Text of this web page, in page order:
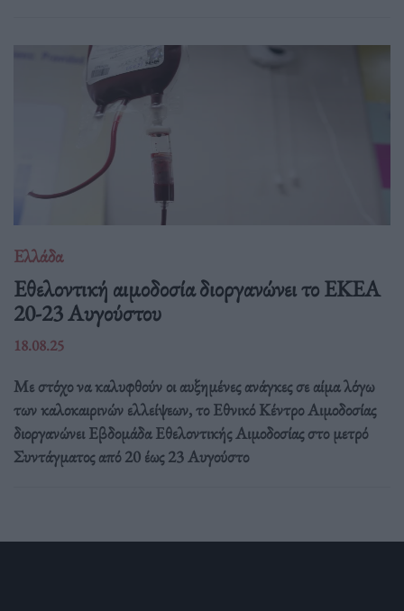
Ελλάδα
Eθελοντική αιμοδοσία διοργανώνει το ΕΚΕΑ
20-23 Αυγούστου
18.08.25
Με στόχο να καλυφθούν οι αυξημένες ανάγκες σε αίμα λόγω
των καλοκαιρινών ελλείψεων, το Εθνικό Κέντρο Αιμοδοσίας
διοργανώνει Εβδομάδα Εθελοντικής Αιμοδοσίας στο μετρό
Συντάγματος από 20 έως 23 Αυγούστο